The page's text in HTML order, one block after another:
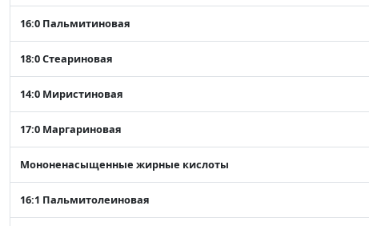
16:0 Пальмитиновая
18:0 Стеариновая
14:0 Миристиновая
17:0 Маргариновая
Мононенасыщенные жирные кислоты
16:1 Пальмитолеиновая